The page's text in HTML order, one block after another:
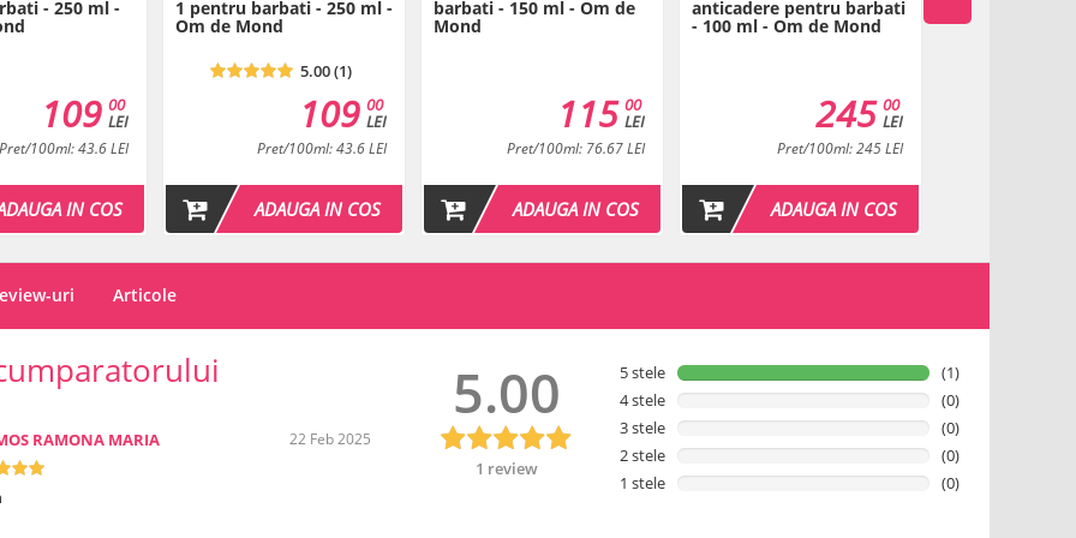
- 250 ml -
00
LEI
109
Pret/100ml: 43.6 LEI
IN COS
1 pentru barbati - 250 ml -
Om de Mond
5.00 (1)
00
LEI
109
Pret/100ml: 43.6 LEI
ADAUGA IN COS
barbati - 150 ml - Om de
Mond
00
LEI
115
Pret/100ml: 76.67 LEI
ADAUGA IN COS
anticadere pentru barbati
- 100 ml - Om de Mond
00
LEI
245
Pret/100ml: 245 LEI
ADAUGA IN COS
Urban Guy -
uri Articole
RAMONA MARIA 22 Feb 2025
5.00
1 review
5 stele
(1)
4 stele
(0)
3 stele
(0)
2 stele
(0)
1 stele
(0)